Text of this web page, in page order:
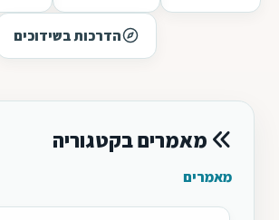
הדרכות בשידוכים
מאמרים בקטגוריה
מאמרים